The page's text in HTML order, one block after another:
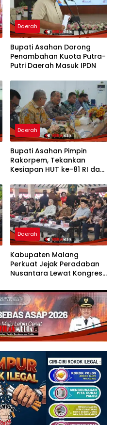
Daerah
Bupati Asahan Dorong
Penambahan Kuota Putra-
Putri Daerah Masuk IPDN
Daerah
Bupati Asahan Pimpin
Rakorpem, Tekankan
Kesiapan HUT ke-81 RI dan
Prioritas 2027
Daerah
Kabupaten Malang
Perkuat Jejak Peradaban
Nusantara Lewat Kongres